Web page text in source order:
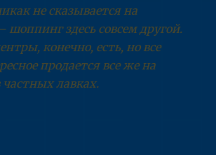
не сказывается на
шоппинг здесь совсем другой.
конечно, есть, но все
продается все же на
частных лавках.